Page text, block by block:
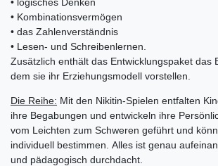
• Kombinationsvermögen
• das Zahlenverständnis
• Lesen- und Schreibenlernen.
Zusätzlich enthält das Entwicklungspaket das
dem sie ihr Erziehungsmodell vorstellen.
Die Reihe: Mit den Nikitin-Spielen entfalten
ihre Begabungen und entwickeln ihre
vom Leichten zum Schweren geführt und
individuell bestimmen. Alles ist genau
und pädagogisch durchdacht.